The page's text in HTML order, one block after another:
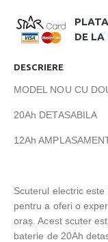
DE LA
DESCRIERE
MODEL NOU CU
20Ah DETASABILA
12Ah
Scuterul electric
pentru a oferi o
oraș. Acest scuter
baterie de 20Ah